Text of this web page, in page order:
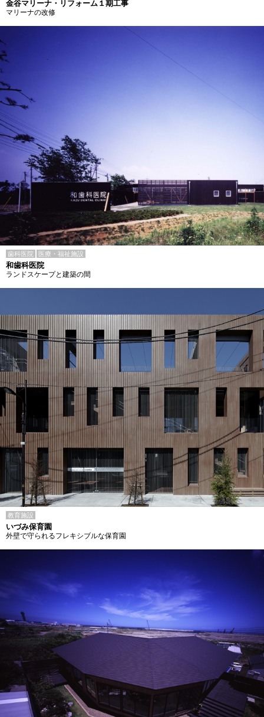
金谷マリーナ・リフォーム１期工事
マリーナの改修
歯科医院 医療・福祉施設
和歯科医院
ランドスケープと建築の間
教育施設
いづみ保育園
外壁で守られるフレキシブルな保育園